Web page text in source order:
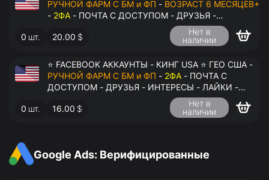
РУЧНОЙ ФАРМ С БМ и ФП - ВОЗРАСТ 6 МЕСЯЦЕВ+
- 2ФА - ПОЧТА С ДОСТУПОМ - ДРУЗЬЯ -
ИНТЕРЕСЫ - ЛАЙКИ - КОММЕНТАРИИ - ПЕРЕДАЧА
В АНТИДЕТЕКТ
0 шт. 20.00 $
Нет в
наличии
⭐ FACEBOOK АККАУНТЫ - КИНГ USA ⭐ ГЕО США -
РУЧНОЙ ФАРМ С БМ и ФП - 2ФА - ПОЧТА С
ДОСТУПОМ - ДРУЗЬЯ - ИНТЕРЕСЫ - ЛАЙКИ -
КОММЕНТАРИИ - ПЕРЕДАЧА В АНТИДЕТЕКТ
0 шт. 16.00 $
Нет в
наличии
Google Ads: Верифицированные